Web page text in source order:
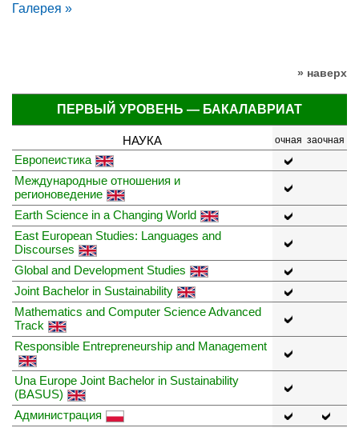
Галерея »
» наверх
ПЕРВЫЙ УРОВЕНЬ — БАКАЛАВРИАТ
НАУКА очная заочная
Европеистика
Международные отношения и
регионоведение
Earth Science in a Changing World
East European Studies: Languages and
Discourses
Global and Development Studies
Joint Bachelor in Sustainability
Mathematics and Computer Science Advanced
Track
Responsible Entrepreneurship and Management
Una Europe Joint Bachelor in Sustainability
(BASUS)
Администрация